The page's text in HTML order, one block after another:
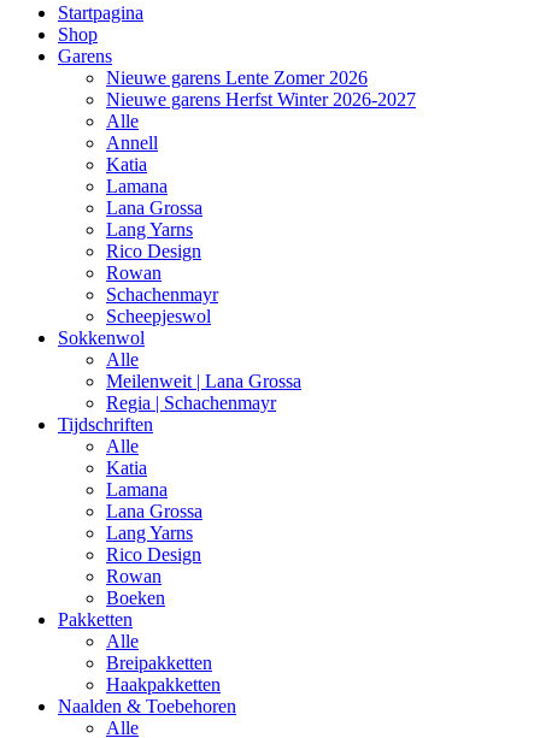
Startpagina
Shop
Garens
Nieuwe garens Lente Zomer 2026
Nieuwe garens Herfst Winter 2026-2027
Alle
Annell
Katia
Lamana
Lana Grossa
Lang Yarns
Rico Design
Rowan
Schachenmayr
Scheepjeswol
Sokkenwol
Alle
Meilenweit | Lana Grossa
Regia | Schachenmayr
Tijdschriften
Alle
Katia
Lamana
Lana Grossa
Lang Yarns
Rico Design
Rowan
Boeken
Pakketten
Alle
Breipakketten
Haakpakketten
Naalden & Toebehoren
Alle